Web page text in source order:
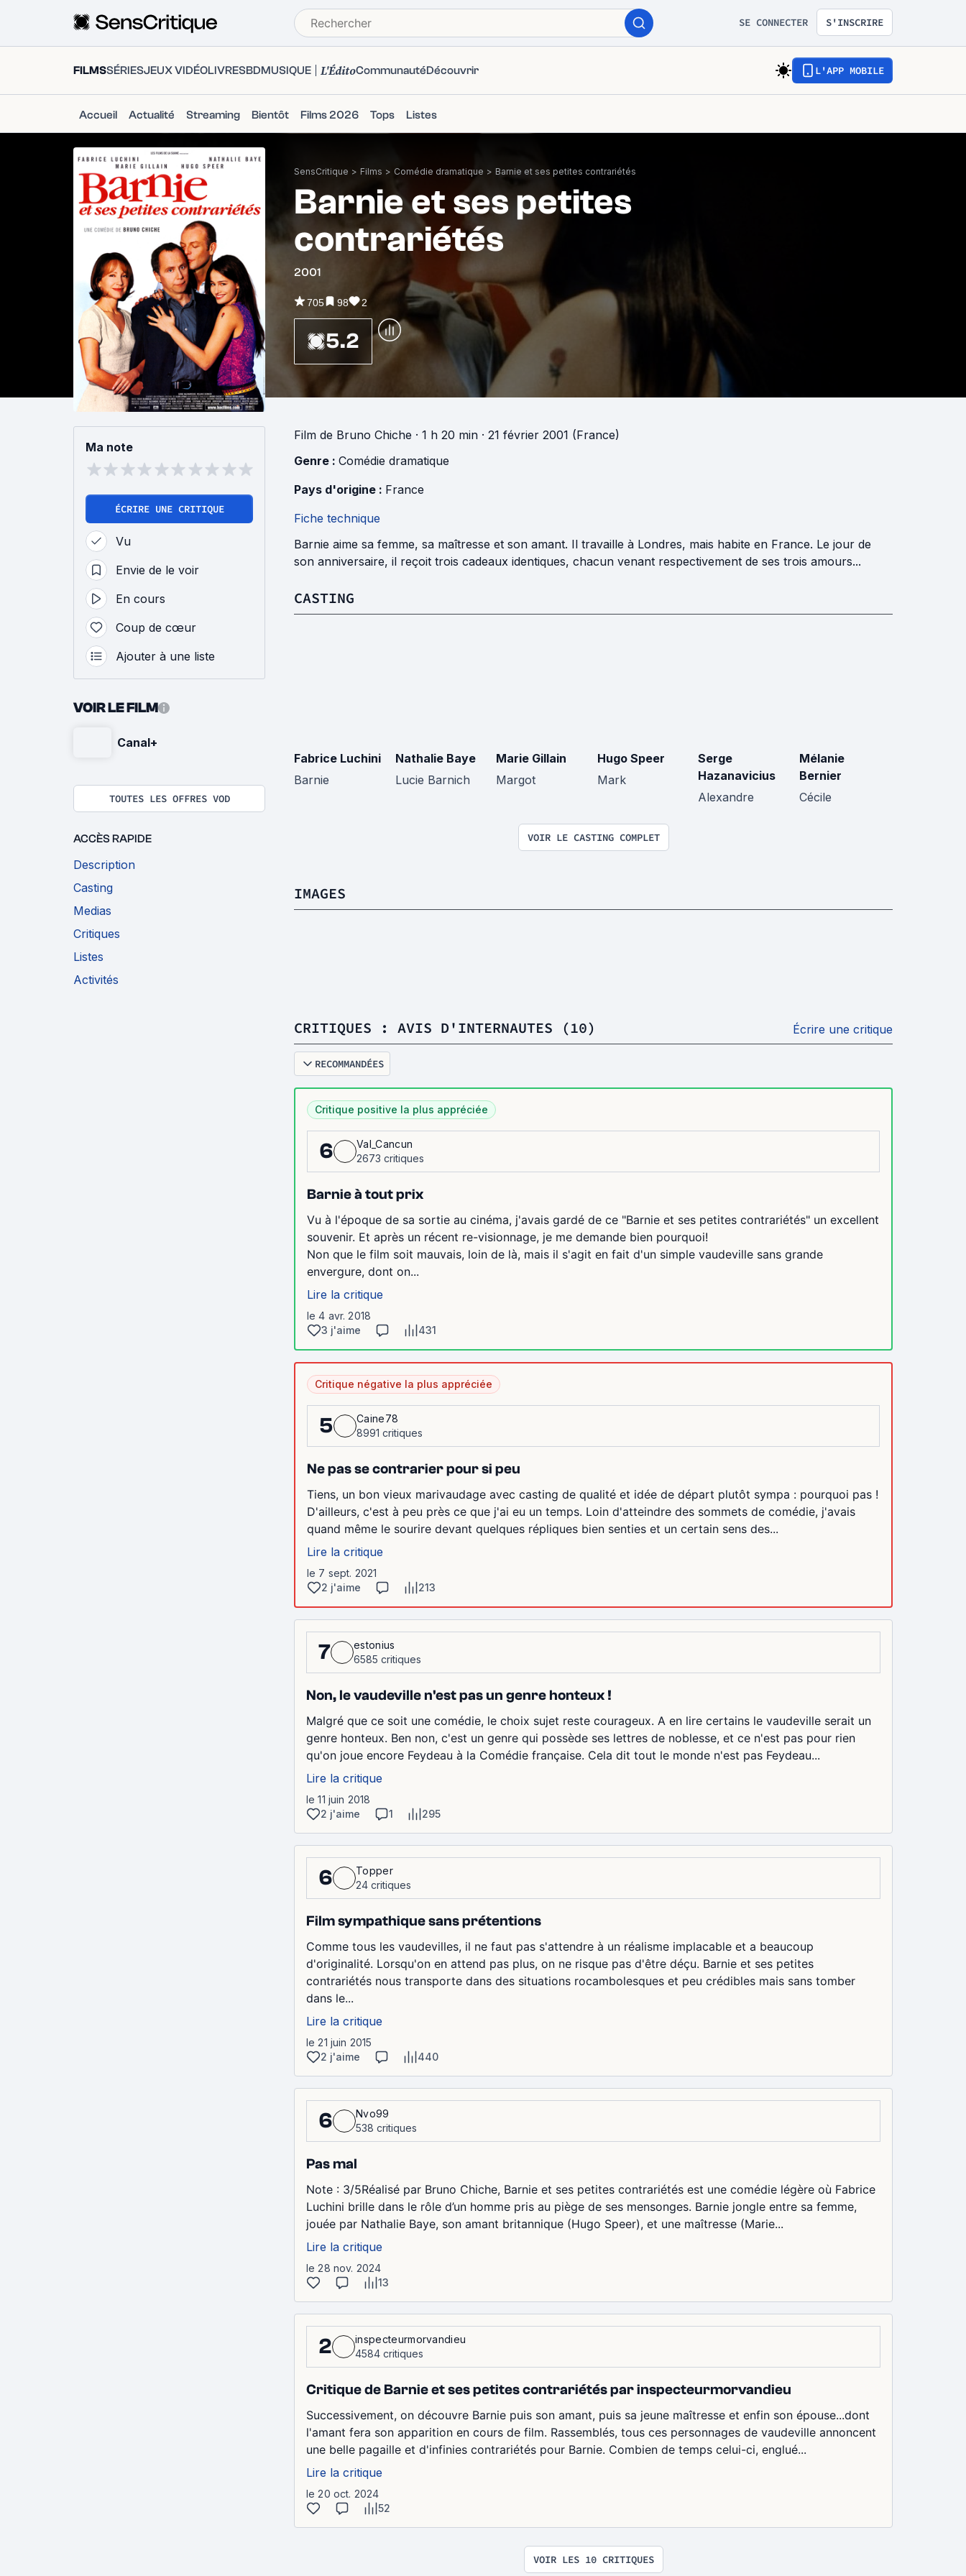
SE CONNECTER S'INSCRIRE
FILMSSÉRIESJEUX VIDÉOLIVRESBDMUSIQUE L'ÉditoCommunautéDécouvrir L'APP MOBILE
Accueil Actualité Streaming Bientôt Films 2026 Tops Listes
SensCritique > Films > Comédie dramatique > Barnie et ses petites contrariétés
Barnie et ses petites
contrariétés
2001
705 98 2
5.2
Ma note
ÉCRIRE UNE CRITIQUE
Vu
Envie de le voir
En cours
Coup de cœur
Ajouter à une liste
VOIR LE FILM
Canal+
TOUTES LES OFFRES VOD
ACCÈS RAPIDE
Description
Casting
Medias
Critiques
Listes
Activités
Film de Bruno Chiche · 1 h 20 min · 21 février 2001 (France)
Genre : Comédie dramatique
Pays d'origine : France
Fiche technique
Barnie aime sa femme, sa maîtresse et son amant. Il travaille à Londres, mais habite en France. Le jour de
son anniversaire, il reçoit trois cadeaux identiques, chacun venant respectivement de ses trois amours...
CASTING
Fabrice Luchini
Barnie
Nathalie Baye
Lucie Barnich
Marie Gillain
Margot
Hugo Speer
Mark
Serge
Hazanavicius
Alexandre
Mélanie
Bernier
Cécile
VOIR LE CASTING COMPLET
IMAGES
CRITIQUES : AVIS D'INTERNAUTES (10) Écrire une critique
RECOMMANDÉES
Critique positive la plus appréciée
6
Val_Cancun
2673 critiques
Barnie à tout prix
Vu à l'époque de sa sortie au cinéma, j'avais gardé de ce "Barnie et ses petites contrariétés" un excellent
souvenir. Et après un récent re-visionnage, je me demande bien pourquoi!
Non que le film soit mauvais, loin de là, mais il s'agit en fait d'un simple vaudeville sans grande
envergure, dont on...
Lire la critique
le 4 avr. 2018
3 j'aime
431
Critique négative la plus appréciée
5
Caine78
8991 critiques
Ne pas se contrarier pour si peu
Tiens, un bon vieux marivaudage avec casting de qualité et idée de départ plutôt sympa : pourquoi pas !
D'ailleurs, c'est à peu près ce que j'ai eu un temps. Loin d'atteindre des sommets de comédie, j'avais
quand même le sourire devant quelques répliques bien senties et un certain sens des...
Lire la critique
le 7 sept. 2021
2 j'aime
213
7
estonius
6585 critiques
Non, le vaudeville n'est pas un genre honteux !
Malgré que ce soit une comédie, le choix sujet reste courageux. A en lire certains le vaudeville serait un
genre honteux. Ben non, c'est un genre qui possède ses lettres de noblesse, et ce n'est pas pour rien
qu'on joue encore Feydeau à la Comédie française. Cela dit tout le monde n'est pas Feydeau...
Lire la critique
le 11 juin 2018
2 j'aime
1 295
6
Topper
24 critiques
Film sympathique sans prétentions
Comme tous les vaudevilles, il ne faut pas s'attendre à un réalisme implacable et a beaucoup
d'originalité. Lorsqu'on en attend pas plus, on ne risque pas d'être déçu. Barnie et ses petites
contrariétés nous transporte dans des situations rocambolesques et peu crédibles mais sans tomber
dans le...
Lire la critique
le 21 juin 2015
2 j'aime
440
6
Nvo99
538 critiques
Pas mal
Note : 3/5Réalisé par Bruno Chiche, Barnie et ses petites contrariétés est une comédie légère où Fabrice
Luchini brille dans le rôle d’un homme pris au piège de ses mensonges. Barnie jongle entre sa femme,
jouée par Nathalie Baye, son amant britannique (Hugo Speer), et une maîtresse (Marie...
Lire la critique
le 28 nov. 2024
13
2
inspecteurmorvandieu
4584 critiques
Critique de Barnie et ses petites contrariétés par inspecteurmorvandieu
Successivement, on découvre Barnie puis son amant, puis sa jeune maîtresse et enfin son épouse...dont
l'amant fera son apparition en cours de film. Rassemblés, tous ces personnages de vaudeville annoncent
une belle pagaille et d'infinies contrariétés pour Barnie. Combien de temps celui-ci, englué...
Lire la critique
le 20 oct. 2024
52
VOIR LES 10 CRITIQUES